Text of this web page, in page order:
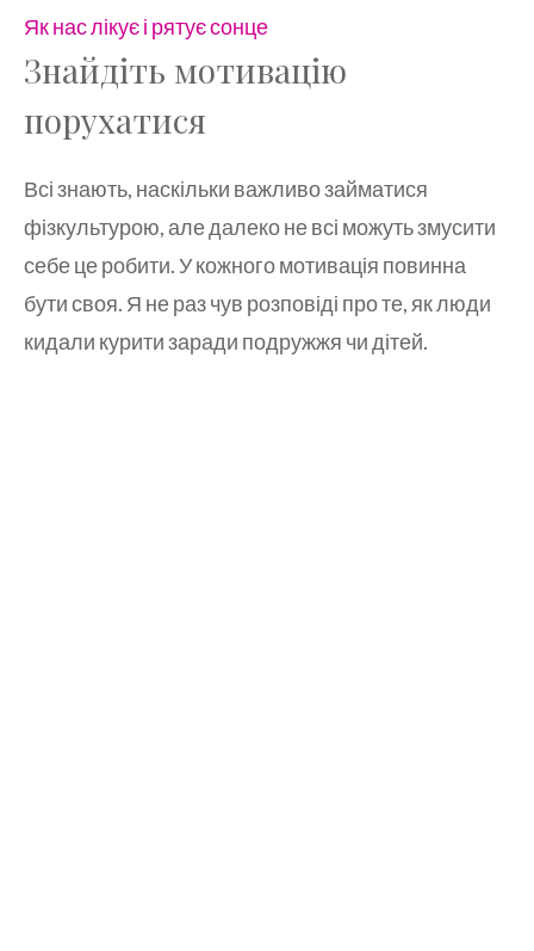
Як нас лікує і рятує сонце
Знайдіть мотивацію
порухатися
Всі знають, наскільки важливо займатися
фізкультурою, але далеко не всі можуть змусити
себе це робити. У кожного мотивація повинна
бути своя. Я не раз чув розповіді про те, як люди
кидали курити заради подружжя чи дітей.